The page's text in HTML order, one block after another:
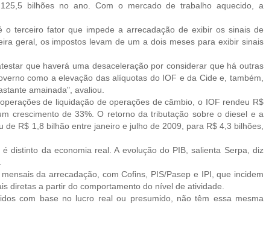
bilhões no ano. Com o mercado de trabalho aquecido, a
fator que impede a arrecadação de exibir os sinais de
geral, os impostos levam de um a dois meses para exibir sinais
que haverá uma desaceleração por considerar que há outras
como a elevação das alíquotas do IOF e da Cide e, também,
amainada", avaliou.
de liquidação de operações de câmbio, o IOF rendeu R$
crescimento de 33%. O retorno da tributação sobre o diesel e a
R$ 1,8 bilhão entre janeiro e julho de 2009, para R$ 4,3 bilhões,
da economia real. A evolução do PIB, salienta Serpa, diz
da arrecadação, com Cofins, PIS/Pasep e IPI, que incidem
diretas a partir do comportamento do nível de atividade.
com base no lucro real ou presumido, não têm essa mesma